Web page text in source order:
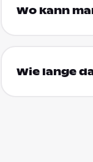
Wo kann
Wie lange